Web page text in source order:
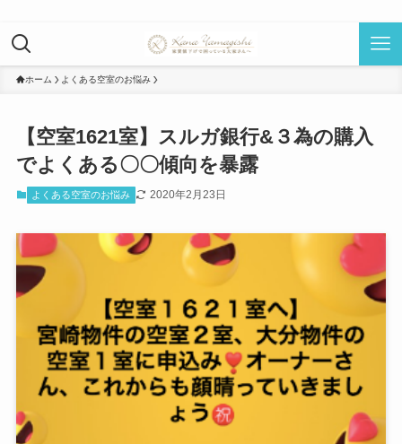
ホーム よくある空室のお悩み
【空室1621室】スルガ銀行&３為の購入
でよくある〇〇傾向を暴露
よくある空室のお悩み 2020年2月23日